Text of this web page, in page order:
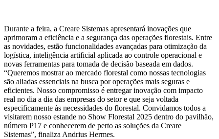
Durante a feira, a Creare Sistemas apresentará inovações que
aprimoram a eficiência e a segurança das operações florestais. Entre
as novidades, estão funcionalidades avançadas para otimização da
logística, inteligência artificial aplicada ao controle operacional e
novas ferramentas para tomada de decisão baseada em dados.
“Queremos mostrar ao mercado florestal como nossas tecnologias
são aliadas essenciais na busca por operações mais seguras e
eficientes. Nosso compromisso é entregar inovação com impacto
real no dia a dia das empresas do setor e que seja voltada
especificamente às necessidades do florestal. Convidamos todos a
visitarem nosso estande no Show Florestal 2025 dentro do pavilhão,
número P17 e conhecerem de perto as soluções da Creare
Sistemas”, finaliza Andrius Hermes.